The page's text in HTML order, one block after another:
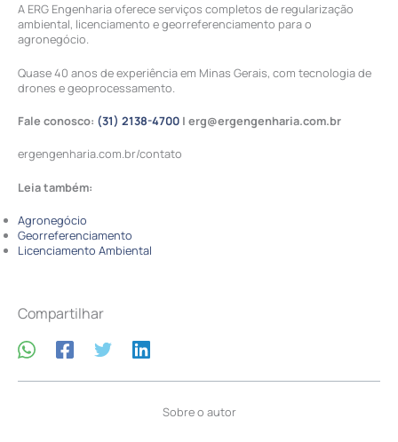
A ERG Engenharia oferece serviços completos de regularização
ambiental, licenciamento e georreferenciamento para o
agronegócio.
Quase 40 anos de experiência em Minas Gerais, com tecnologia de
drones e geoprocessamento.
Fale conosco: (31) 2138-4700 | erg@ergengenharia.com.br
ergengenharia.com.br/contato
Leia também:
Agronegócio
Georreferenciamento
Licenciamento Ambiental
Compartilhar
Sobre o autor